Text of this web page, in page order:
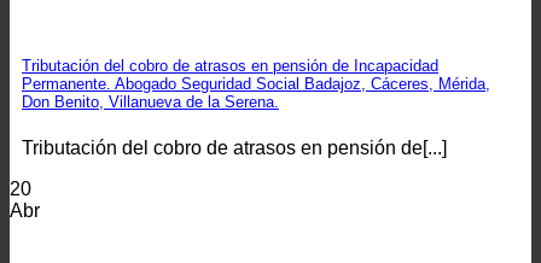
Tributación del cobro de atrasos en pensión de Incapacidad
Permanente. Abogado Seguridad Social Badajoz, Cáceres, Mérida,
Don Benito, Villanueva de la Serena.
Tributación del cobro de atrasos en pensión de[...]
20
Abr